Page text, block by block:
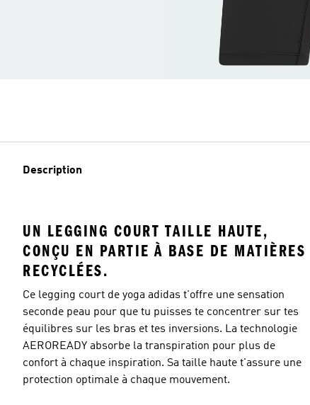
Description
UN LEGGING COURT TAILLE HAUTE,
CONÇU EN PARTIE À BASE DE MATIÈRES
RECYCLÉES.
Ce legging court de yoga adidas t'offre une sensation
seconde peau pour que tu puisses te concentrer sur tes
équilibres sur les bras et tes inversions. La technologie
AEROREADY absorbe la transpiration pour plus de
confort à chaque inspiration. Sa taille haute t'assure une
protection optimale à chaque mouvement.